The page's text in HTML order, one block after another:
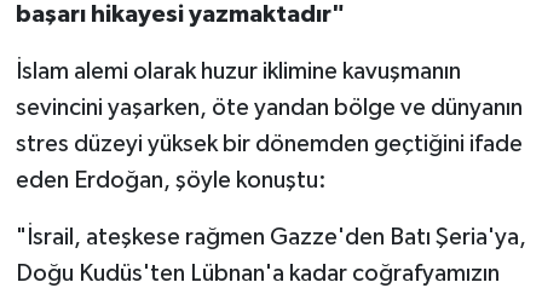
başarı hikayesi yazmaktadır"
İslam alemi olarak huzur iklimine kavuşmanın
sevincini yaşarken, öte yandan bölge ve dünyanın
stres düzeyi yüksek bir dönemden geçtiğini ifade
eden Erdoğan, şöyle konuştu:
"İsrail, ateşkese rağmen Gazze'den Batı Şeria'ya,
Doğu Kudüs'ten Lübnan'a kadar coğrafyamızın
İstanbul Müftülüğü
Kahramanmaraş Müftülüğü
Karaman Müftülüğü